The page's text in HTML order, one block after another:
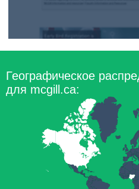
Географическое
для mcgill.ca: